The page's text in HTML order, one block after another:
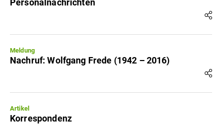
Personalnachrichten
Meldung
Nachruf: Wolfgang Frede (1942 – 2016)
Artikel
Korrespondenz